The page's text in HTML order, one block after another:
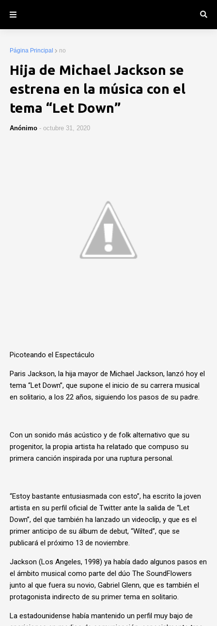
Página Principal no
Hija de Michael Jackson se
estrena en la música con el
tema “Let Down”
Anónimo - octubre 31, 2020
Picoteando el Espectáculo
Paris Jackson, la hija mayor de Michael Jackson, lanzó hoy el
tema “Let Down”, que supone el inicio de su carrera musical
en solitario, a los 22 años, siguiendo los pasos de su padre.
Con un sonido más acústico y de folk alternativo que su
progenitor, la propia artista ha relatado que compuso su
primera canción inspirada por una ruptura personal.
“Estoy bastante entusiasmada con esto”, ha escrito la joven
artista en su perfil oficial de Twitter ante la salida de “Let
Down”, del que también ha lanzado un videoclip, y que es el
primer anticipo de su álbum de debut, “Wilted”, que se
publicará el próximo 13 de noviembre.
Jackson (Los Angeles, 1998) ya había dado algunos pasos en
el ámbito musical como parte del dúo The SoundFlowers
junto al que fuera su novio, Gabriel Glenn, que es también el
protagonista indirecto de su primer tema en solitario.
La estadounidense había mantenido un perfil muy bajo de